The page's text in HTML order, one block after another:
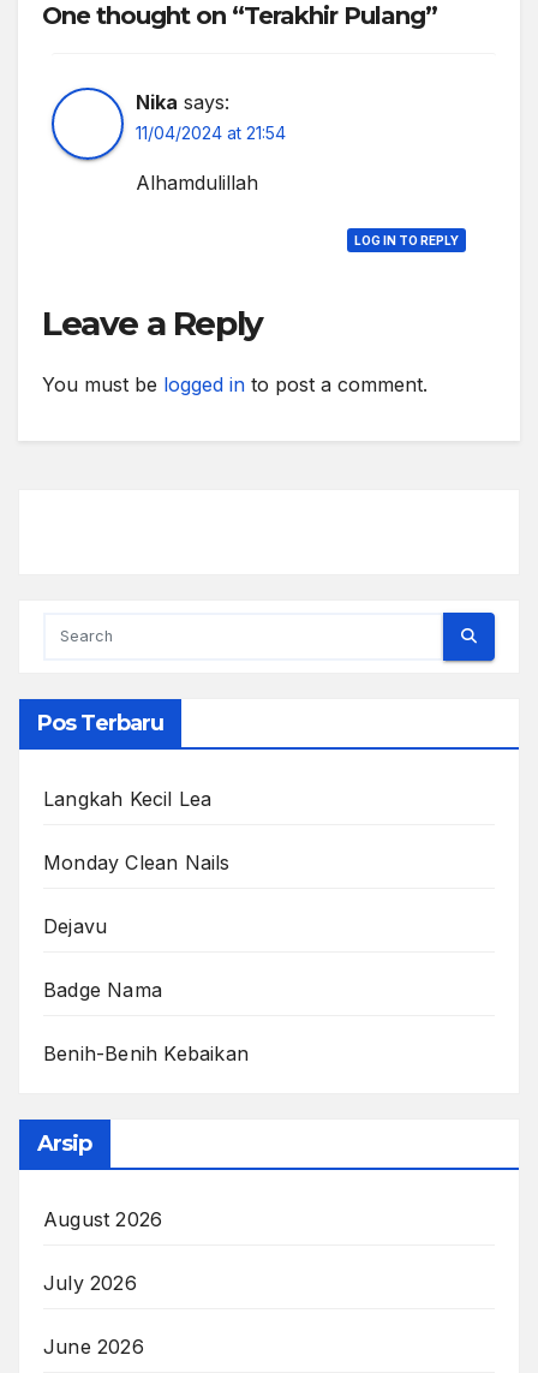
One thought on “Terakhir Pulang”
Nika says:
11/04/2024 at 21:54
Alhamdulillah
LOG IN TO REPLY
Leave a Reply
You must be logged in to post a comment.
Pos Terbaru
Langkah Kecil Lea
Monday Clean Nails
Dejavu
Badge Nama
Benih-Benih Kebaikan
Arsip
August 2026
July 2026
June 2026